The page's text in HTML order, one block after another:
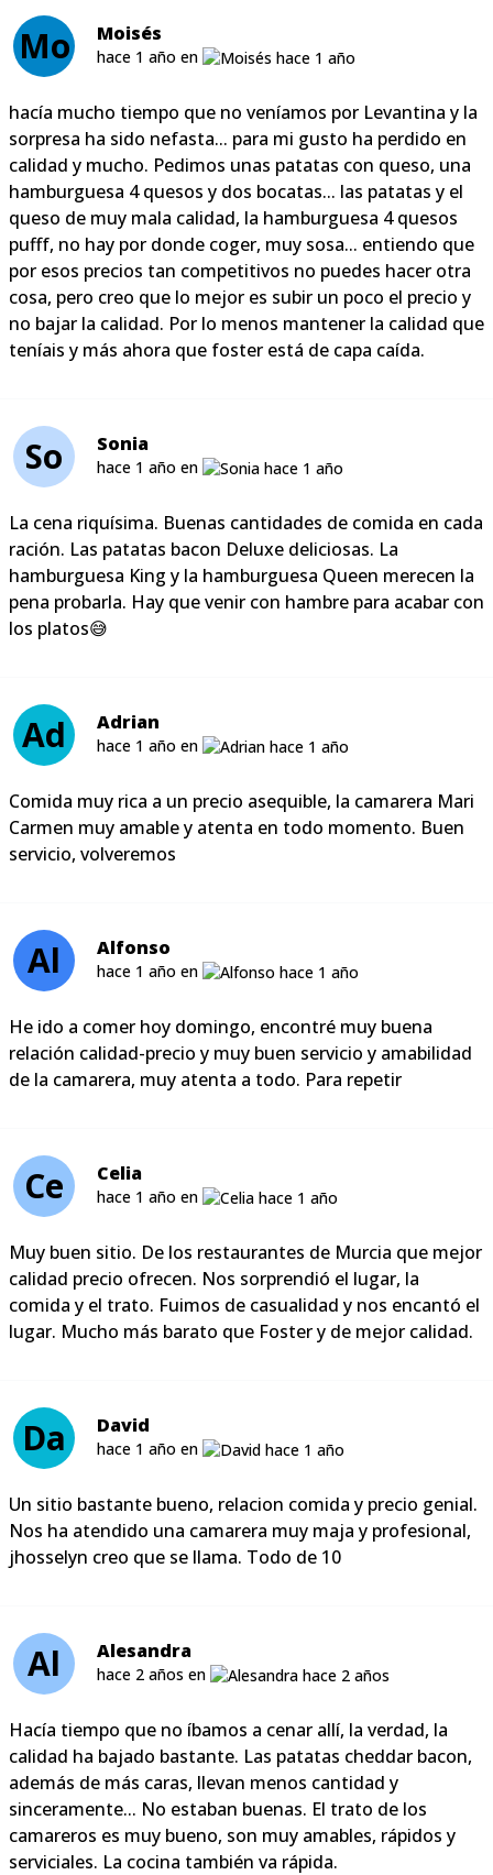
Mo Moisés
hace 1 año en
hacía mucho tiempo que no veníamos por Levantina y la
sorpresa ha sido nefasta... para mi gusto ha perdido en
calidad y mucho. Pedimos unas patatas con queso, una
hamburguesa 4 quesos y dos bocatas... las patatas y el
queso de muy mala calidad, la hamburguesa 4 quesos
pufff, no hay por donde coger, muy sosa... entiendo que
por esos precios tan competitivos no puedes hacer otra
cosa, pero creo que lo mejor es subir un poco el precio y
no bajar la calidad. Por lo menos mantener la calidad que
teníais y más ahora que foster está de capa caída.
So Sonia
hace 1 año en
La cena riquísima. Buenas cantidades de comida en cada
ración. Las patatas bacon Deluxe deliciosas. La
hamburguesa King y la hamburguesa Queen merecen la
pena probarla. Hay que venir con hambre para acabar con
los platos😅
Ad Adrian
hace 1 año en
Comida muy rica a un precio asequible, la camarera Mari
Carmen muy amable y atenta en todo momento. Buen
servicio, volveremos
Al Alfonso
hace 1 año en
He ido a comer hoy domingo, encontré muy buena
relación calidad-precio y muy buen servicio y amabilidad
de la camarera, muy atenta a todo. Para repetir
Ce Celia
hace 1 año en
Muy buen sitio. De los restaurantes de Murcia que mejor
calidad precio ofrecen. Nos sorprendió el lugar, la
comida y el trato. Fuimos de casualidad y nos encantó el
lugar. Mucho más barato que Foster y de mejor calidad.
Da David
hace 1 año en
Un sitio bastante bueno, relacion comida y precio genial.
Nos ha atendido una camarera muy maja y profesional,
jhosselyn creo que se llama. Todo de 10
Al Alesandra
hace 2 años en
Hacía tiempo que no íbamos a cenar allí, la verdad, la
calidad ha bajado bastante. Las patatas cheddar bacon,
además de más caras, llevan menos cantidad y
sinceramente... No estaban buenas. El trato de los
camareros es muy bueno, son muy amables, rápidos y
serviciales. La cocina también va rápida.